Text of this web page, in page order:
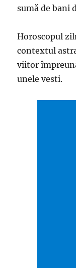
sumă de bani
Horoscopul
contextul
viitor
unele vesti.